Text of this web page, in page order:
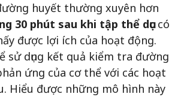
huyết thường xuyên hơn
30 phút sau khi tập thể dụccó
được lợi ích của hoạt động.
sử dụng kết quả kiểm tra đường
ứng của cơ thể với các hoạt
Hiểu được những mô hình này